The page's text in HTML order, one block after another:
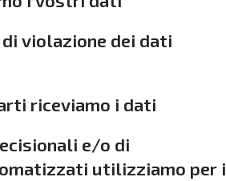
violazione dei dati
riceviamo i dati
e/o di
utilizziamo per i